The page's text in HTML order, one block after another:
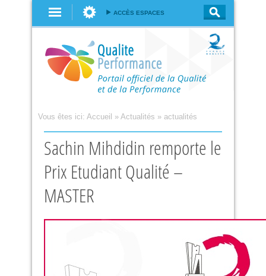
ACCÈS ESPACES
Vous êtes ici: Accueil » Actualités » actualités
Sachin Mihdidin remporte le
Prix Etudiant Qualité –
MASTER